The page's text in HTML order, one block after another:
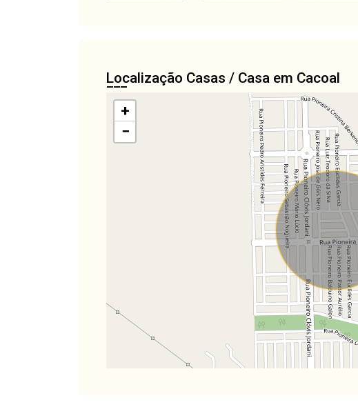
Localização Casas / Casa em Cacoal
+
−